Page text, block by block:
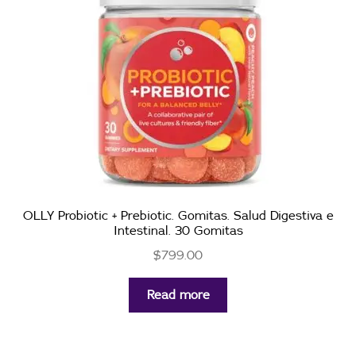
OLLY Probiotic + Prebiotic. Gomitas. Salud Digestiva e
Intestinal. 30 Gomitas
$799.00
Read more